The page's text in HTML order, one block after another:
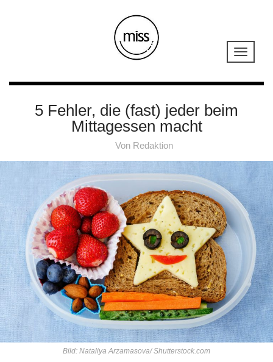
5 Fehler, die (fast) jeder beim
Mittagessen macht
Von Redaktion
Bild: Nataliya Arzamasova/ Shutterstock.com